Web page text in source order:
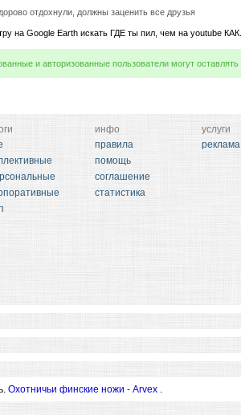
отдохнули, должны заценить все друзья
на Google Earth искать ГДЕ ты пил, чем на youtube КАК.
и авторизованные пользователи могут
инфо
правила
помощь
соглашение
статистика
услуги
реклама
Охотничьи финские ножи - Arvex .